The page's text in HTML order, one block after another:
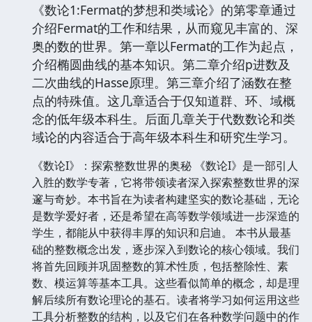
《数论1:Fermat的梦想和类域论》的第零章通过
介绍Fermat的工作和结果，从而窥见丰富的、深
奥的数的世界。第一章以Fermat的工作为起点，
介绍椭圆曲线的基本知识。第二章介绍p进数及
二次曲线的Hasse原理。第三章介绍了涵数在整
点的特殊值。这几章适合于仅知道群、环、域概
念的低年级本科生。后面几章关于代数数论和类
域论的内容适合于高年级本科生和研究生学习。
《数论I》：探索整数世界的奥秘 《数论I》是一部引人
入胜的数学专著，它将带领读者深入探索整数世界的深
邃与奇妙。本书旨在为读者构建坚实的数论基础，无论
是数学爱好者，还是希望在高等数学领域进一步深造的
学生，都能从中获得丰厚的知识和启迪。 本书从最基
础的整数概念出发，逐步深入到数论的核心领域。我们
将首先回顾并巩固整数的算术性质，包括整除性、素
数、模运算等基本工具。这些看似简单的概念，却是理
解后续所有数论理论的基石。读者将学习如何运用这些
工具分析整数的结构，以及它们在各种数学问题中的作